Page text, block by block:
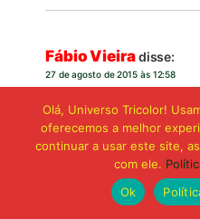
Fábio Vieiradisse:
27 de agosto de 2015 às 12:58
A minha me
Ambos somos
Olá, Universo Tricolor!
oferecemos a melhor
continuar a usar este site,
com ele.
Ok